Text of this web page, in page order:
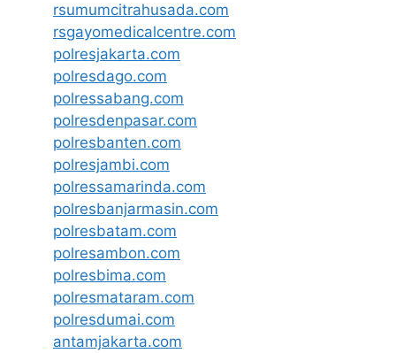
rsumumcitrahusada.com
rsgayomedicalcentre.com
polresjakarta.com
polresdago.com
polressabang.com
polresdenpasar.com
polresbanten.com
polresjambi.com
polressamarinda.com
polresbanjarmasin.com
polresbatam.com
polresambon.com
polresbima.com
polresmataram.com
polresdumai.com
antamjakarta.com